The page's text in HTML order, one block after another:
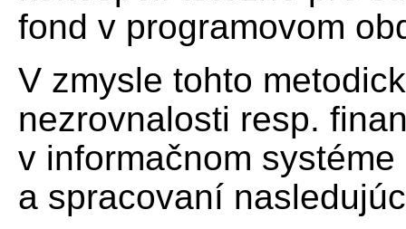
fond v programovom
V zmysle tohto
nezrovnalosti resp.
v informačnom
a spracovaní